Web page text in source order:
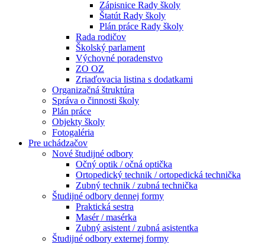
Zápisnice Rady školy
Štatút Rady školy
Plán práce Rady školy
Rada rodičov
Školský parlament
Výchovné poradenstvo
ZO OZ
Zriaďovacia listina s dodatkami
Organizačná štruktúra
Správa o činnosti školy
Plán práce
Objekty školy
Fotogaléria
Pre uchádzačov
Nové študijné odbory
Očný optik / očná optička
Ortopedický technik / ortopedická technička
Zubný technik / zubná technička
Študijné odbory dennej formy
Praktická sestra
Masér / masérka
Zubný asistent / zubná asistentka
Študijné odbory externej formy